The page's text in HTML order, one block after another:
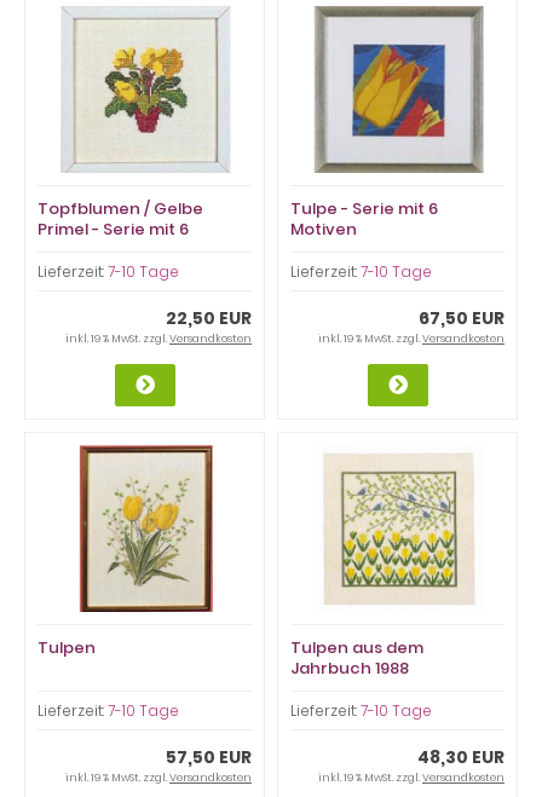
Topfblumen / Gelbe
Primel - Serie mit 6
Lieferzeit:7-10 Tage
22,50 EUR
inkl. 19 % MwSt. zzgl.Versandkosten
Tulpe - Serie mit 6
Motiven
Lieferzeit:7-10 Tage
67,50 EUR
inkl. 19 % MwSt. zzgl.Versandkosten
Tulpen
Lieferzeit:7-10 Tage
57,50 EUR
inkl. 19 % MwSt. zzgl.Versandkosten
Tulpen aus dem
Jahrbuch 1988
Lieferzeit:7-10 Tage
48,30 EUR
inkl. 19 % MwSt. zzgl.Versandkosten